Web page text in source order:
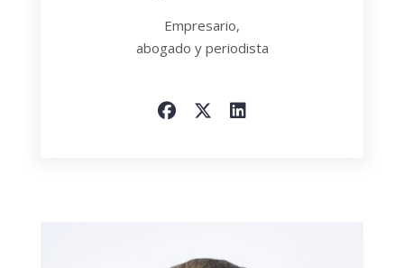
Empresario,
abogado y periodista